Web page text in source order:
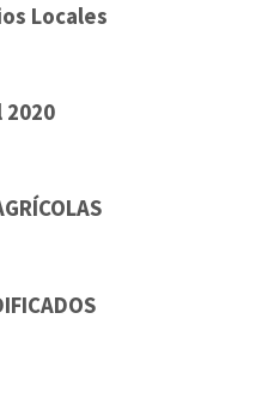
Locales
2020